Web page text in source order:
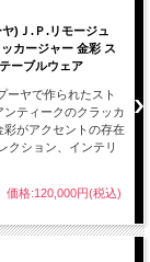
)Ｊ.Ｐ.リモージュ
カージャー 金彩 ス
ーブルウェア
ーヤで作られたスト
ティークのクラッカ
彩がアクセントの存在
クション、インテリ
価格:120,000円(税込)